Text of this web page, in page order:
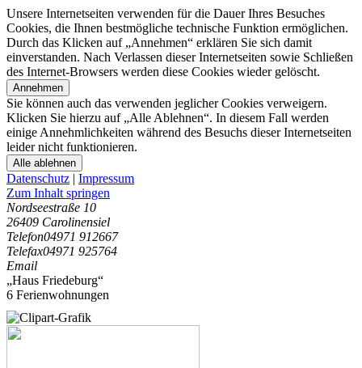
Unsere Internetseiten verwenden für die Dauer Ihres Besuches
Cookies, die Ihnen bestmögliche technische Funktion ermöglichen.
Durch das Klicken auf „Annehmen“ erklären Sie sich damit
einverstanden. Nach Verlassen dieser Internetseiten sowie Schließen
des Internet-Browsers werden diese Cookies wieder gelöscht.
Annehmen
Sie können auch das verwenden jeglicher Cookies verweigern.
Klicken Sie hierzu auf „Alle Ablehnen“. In diesem Fall werden
einige Annehmlichkeiten während des Besuchs dieser Internetseiten
leider nicht funktionieren.
Alle ablehnen
Datenschutz | Impressum
Zum Inhalt springen
Nordseestraße 10
26409 Carolinensiel
Telefon04971 912667
Telefax04971 925764
Email
„Haus Friedeburg“
6 Ferienwohnungen